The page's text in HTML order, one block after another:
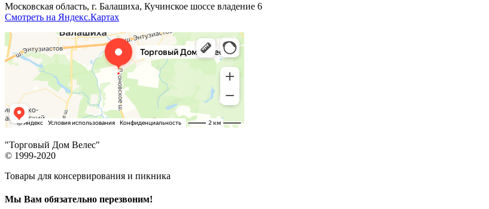
Московская область, г. Балашиха, Кучинское шоссе владение 6
Смотреть на Яндекс.Картах
"Торговый Дом Велес"
© 1999-2020
Товары для консервирования и пикника
Мы Вам обязательно перезвоним!